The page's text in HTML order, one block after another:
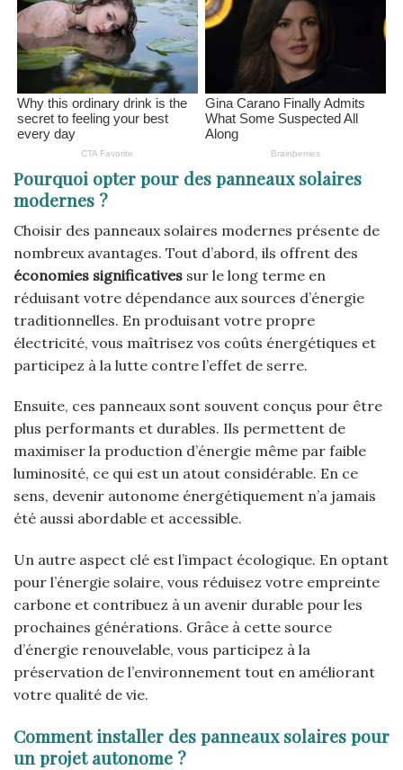
Pourquoi opter pour des panneaux solaires
modernes ?
Choisir des panneaux solaires modernes présente de
nombreux avantages. Tout d’abord, ils offrent des
économies significatives sur le long terme en
réduisant votre dépendance aux sources d’énergie
traditionnelles. En produisant votre propre
électricité, vous maîtrisez vos coûts énergétiques et
participez à la lutte contre l’effet de serre.
Ensuite, ces panneaux sont souvent conçus pour être
plus performants et durables. Ils permettent de
maximiser la production d’énergie même par faible
luminosité, ce qui est un atout considérable. En ce
sens, devenir autonome énergétiquement n’a jamais
été aussi abordable et accessible.
Un autre aspect clé est l’impact écologique. En optant
pour l’énergie solaire, vous réduisez votre empreinte
carbone et contribuez à un avenir durable pour les
prochaines générations. Grâce à cette source
d’énergie renouvelable, vous participez à la
préservation de l’environnement tout en améliorant
votre qualité de vie.
Comment installer des panneaux solaires pour
un projet autonome ?